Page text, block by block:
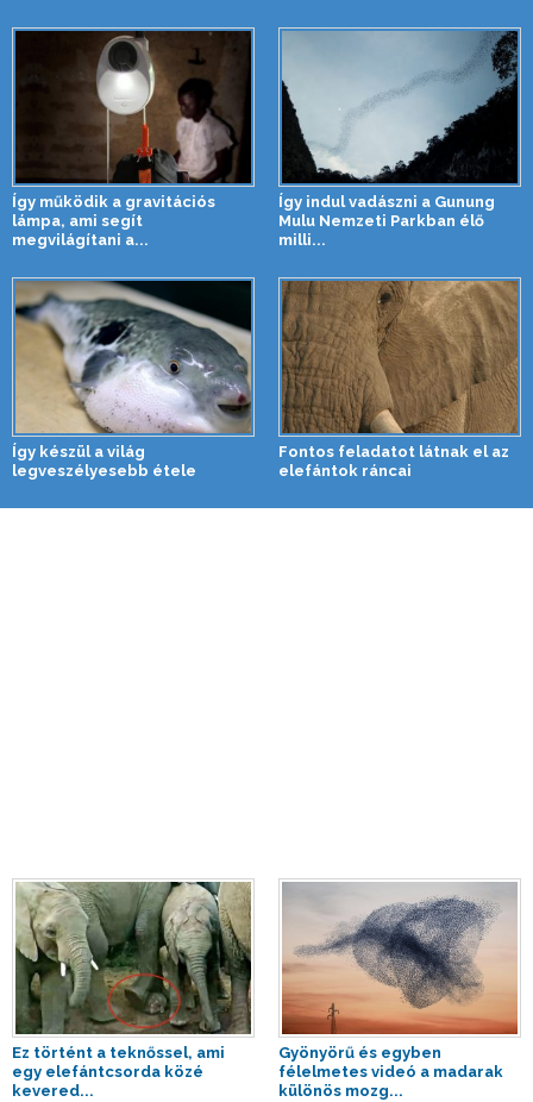
Így működik a gravitációs
lámpa, ami segít
megvilágítani a...
Így indul vadászni a Gunung
Mulu Nemzeti Parkban élő
milli...
Így készül a világ
legveszélyesebb étele
Fontos feladatot látnak el az
elefántok ráncai
Ez történt a teknőssel, ami
egy elefántcsorda közé
kevered...
Gyönyörű és egyben
félelmetes videó a madarak
különös mozg...